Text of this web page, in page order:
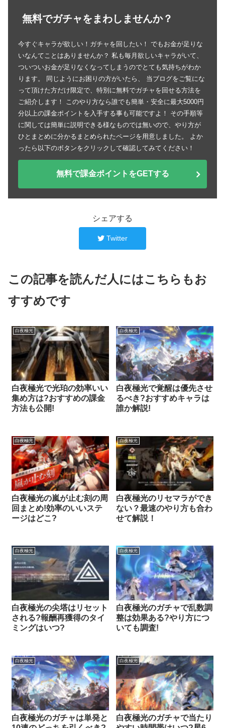
無料でガチャをまわしませんか？
今すぐキャラが欲しい！ガチャを回したい！ でもお金が足りな
いなんてことはありませんか？ 私も毎月欲しいキャラがいて、
ついついお金が足りなくなってしまうのでとても気持ちがわか
ります。 同じようにお困りの方がいたら、 当ブログをご覧にな
って頂けた方だけ限定で、特別に無料でガチャを回せる方法を
ご紹介します！ このやり方なら誰でも簡単・安全に最大5000円
分以上の課金ポイントを入手する事も可能ですよ！ その手順等
に関しては簡単に説明できる様なものでは無いので、やり方が
ひとまとめに分かるまとめられたページを用意しました。 よか
ったら以下のボタンをクリックして確認してみてください！
無料で課金ポイントをGETする
シェアする
Twitter
この記事を読んだ人にはこちらもお
すすめです
白夜極光
白夜極光で光珀の効率いい
集め方は?おすすめの課金
方法も公開!
白夜極光
白夜極光で覚醒は優先させ
るべき?おすすめキャラは
誰か解説!
白夜極光
白夜極光の嵐が止む刻の周
回まとめ!効率のいいステ
ージはどこ?
白夜極光
白夜極光のリセマラができ
ない？最速のやり方も合わ
せて解説！
白夜極光
白夜極光の尖塔はリセット
される?報酬再獲得のタイ
ミングはいつ?
白夜極光
白夜極光のガチャで乱数調
整は効果ある?やり方につ
いても調査!
白夜極光
白夜極光のガチャは単発と
白夜極光
白夜極光のガチャで当たり